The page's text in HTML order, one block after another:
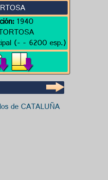
1940
(- - 6200 esp.)
de CATALUÑA